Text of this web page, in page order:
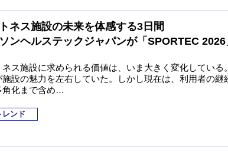
ネス施設の未来を体感する3日間
ンヘルステックジャパンが「SPORTEC
ネス施設に求められる価値は、いま大きく変化してい
施設の魅力を左右していた。しかし現在は、利用者の
角化まで含め…
レンド